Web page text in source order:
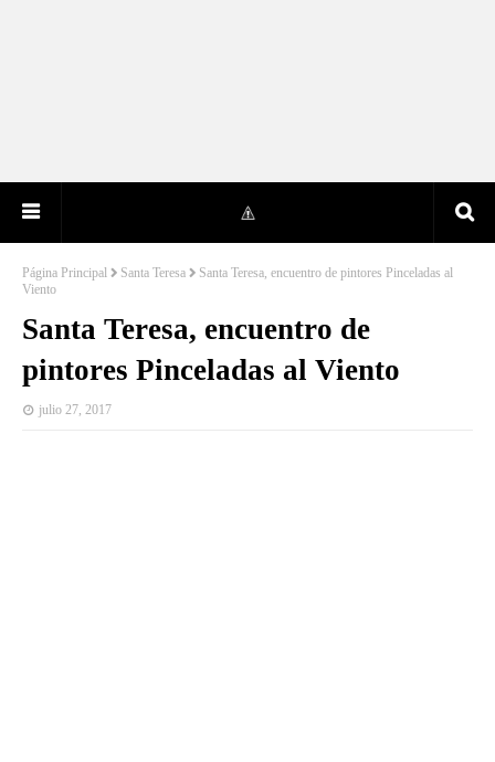
Página Principal Santa Teresa
Santa Teresa, encuentro de pintores Pinceladas al
Viento
Santa Teresa, encuentro de
pintores Pinceladas al Viento
julio 27, 2017